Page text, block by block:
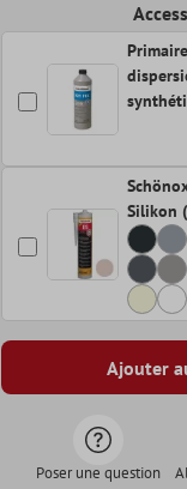
Silikon
Ajouter
Poser une question